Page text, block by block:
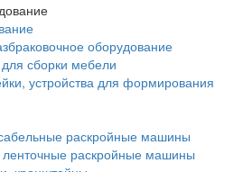
оборудование
сборки мебели
устройства для формирования
раскройные машины
раскройные машины